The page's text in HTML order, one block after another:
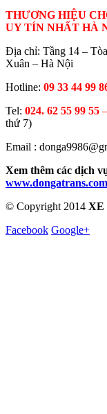
THƯƠNG HIỆU
UY TÍN NHẤT HÀ
Địa chỉ: Tầng 14 –
Xuân – Hà Nội
Hotline: 09 33 44 99
Tel: 024. 62 55 99 55 –
thứ 7)
Email :
Xem thêm các dịch
www.dongatrans.com
© Copyright 2014 XE
Facebook Google+